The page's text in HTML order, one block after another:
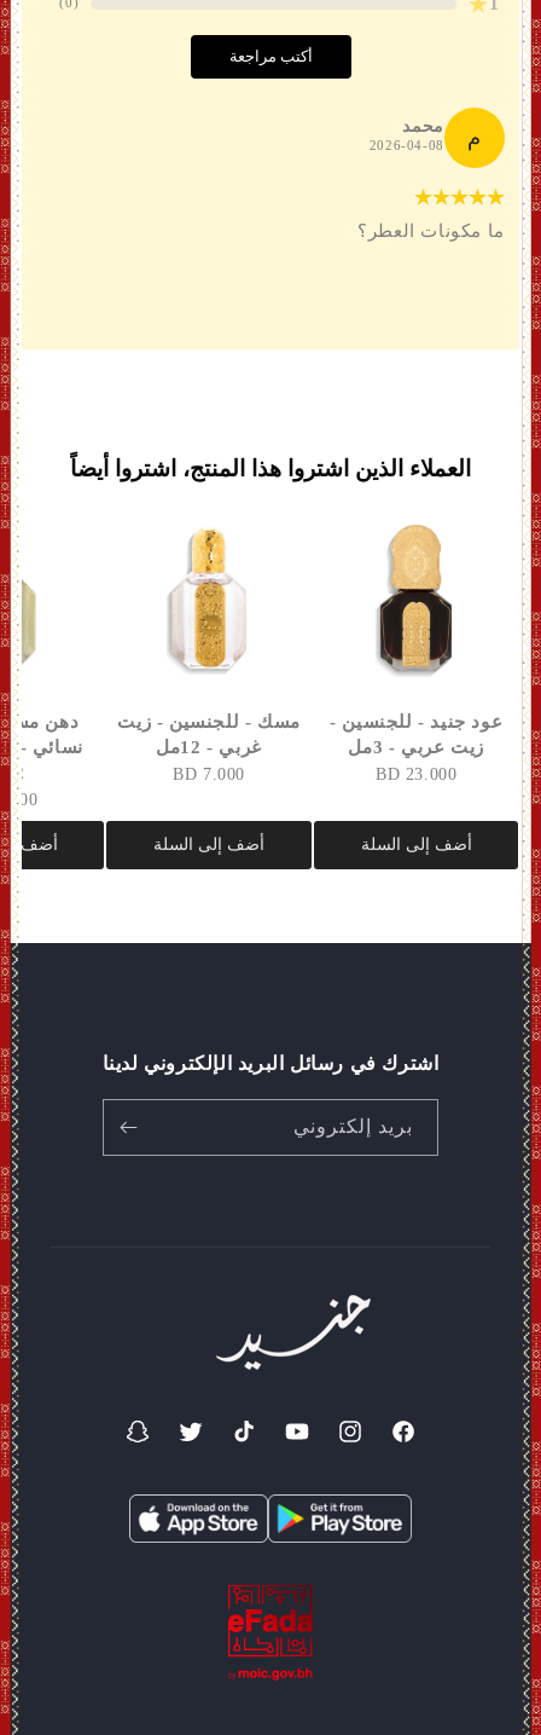
أكتب مراجعة
م محمد
2026-04-08
ما مكونات العطر؟
العملاء الذين اشتروا هذا المنتج، اشتروا أيضاً
عود جنيد - للجنسين -
زيت عربي - 3مل
23.000 BD
أضف إلى السلة
مسك - للجنسين - زيت
غربي - 12مل
7.000 BD
أضف إلى السلة
دهن مسك
نسائي -
12مل
BD
أضف
اشترك في رسائل البريد الإلكتروني لدينا
بريد إلكتروني
فيسبوكانستغرامموقع
تيك
تويتر
سناب